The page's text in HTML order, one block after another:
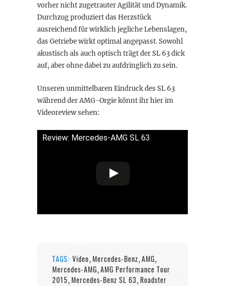
vorher nicht zugetrauter Agilität und Dynamik.
Durchzug produziert das Herzstück
ausreichend für wirklich jegliche Lebenslagen,
das Getriebe wirkt optimal angepasst. Sowohl
akustisch als auch optisch trägt der SL 63 dick
auf, aber ohne dabei zu aufdringlich zu sein.
Unseren unmittelbaren Eindruck des SL 63
während der AMG-Orgie könnt ihr hier im
Videoreview sehen:
Review: Mercedes-AMG SL 63
TAGS: Video,Mercedes-Benz,AMG,
Mercedes-AMG,AMG Performance Tour
2015,Mercedes-Benz SL 63,Roadster